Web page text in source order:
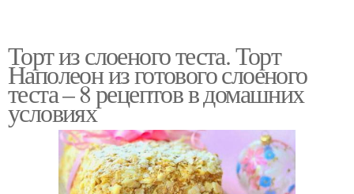
Торт из слоеного теста. Торт
Наполеон из готового слоеного
теста – 8 рецептов в домашних
условиях